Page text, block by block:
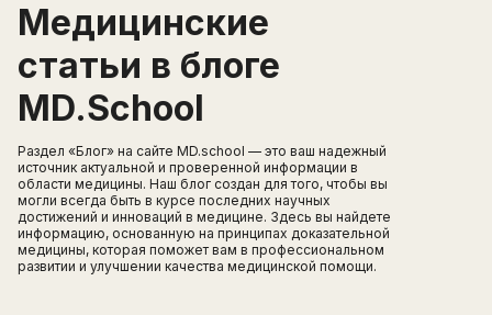
Медицинские
статьи в блоге
MD.School
Раздел «Блог» на сайте MD.school — это ваш надежный
источник актуальной и проверенной информации в
области медицины. Наш блог создан для того, чтобы вы
могли всегда быть в курсе последних научных
достижений и инноваций в медицине. Здесь вы найдете
информацию, основанную на принципах доказательной
медицины, которая поможет вам в профессиональном
развитии и улучшении качества медицинской помощи.